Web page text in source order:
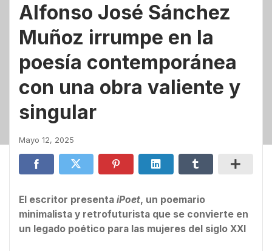
Alfonso José Sánchez
Muñoz irrumpe en la
poesía contemporánea
con una obra valiente y
singular
Mayo 12, 2025
El escritor presenta iPoet, un poemario
minimalista y retrofuturista que se convierte en
un legado poético para las mujeres del siglo XXI